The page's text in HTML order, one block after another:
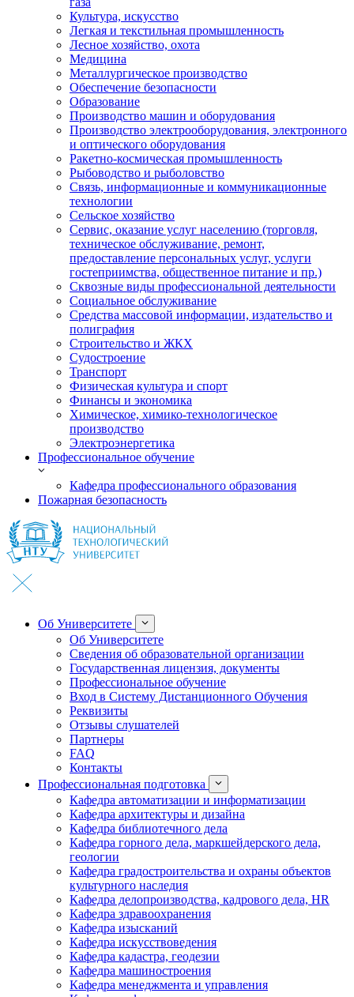
Культура, искусство
Легкая и текстильная промышленность
Лесное хозяйство, охота
Медицина
Металлургическое производство
Обеспечение безопасности
Образование
Производство машин и оборудования
Производство электрооборудования, электронного
и оптического оборудования
Ракетно-космическая промышленность
Рыбоводство и рыболовство
Связь, информационные и коммуникационные
технологии
Сельское хозяйство
Сервис, оказание услуг населению (торговля,
техническое обслуживание, ремонт,
предоставление персональных услуг, услуги
гостеприимства, общественное питание и пр.)
Сквозные виды профессиональной деятельности
Социальное обслуживание
Средства массовой информации, издательство и
полиграфия
Строительство и ЖКХ
Судостроение
Транспорт
Физическая культура и спорт
Финансы и экономика
Химическое, химико-технологическое
производство
Электроэнергетика
Профессиональное обучение
Кафедра профессионального образования
Пожарная безопасность
Об Университете
Об Университете
Сведения об образовательной организации
Государственная лицензия, документы
Профессиональное обучение
Вход в Систему Дистанционного Обучения
Реквизиты
Отзывы слушателей
Партнеры
FAQ
Контакты
Профессиональная подготовка
Кафедра автоматизации и информатизации
Кафедра архитектуры и дизайна
Кафедра библиотечного дела
Кафедра горного дела, маркшейдерского дела,
геологии
Кафедра градостроительства и охраны объектов
культурного наследия
Кафедра делопроизводства, кадрового дела, HR
Кафедра здравоохранения
Кафедра изысканий
Кафедра искусствоведения
Кафедра кадастра, геодезии
Кафедра машиностроения
Кафедра менеджмента и управления